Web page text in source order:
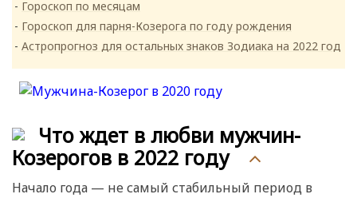
Гороскоп по месяцам
Гороскоп для парня-Козерога по году рождения
Астропрогноз для остальных знаков Зодиака на 2022 год
Что ждет в любви мужчин-
Козерогов в 2022 году
Начало года — не самый стабильный период в